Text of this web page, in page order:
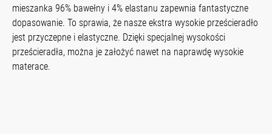
mieszanka 96% bawełny i 4% elastanu zapewnia fantastyczne
dopasowanie. To sprawia, że nasze ekstra wysokie prześcieradło
jest przyczepne i elastyczne. Dzięki specjalnej wysokości
prześcieradła, można je założyć nawet na naprawdę wysokie
materace.